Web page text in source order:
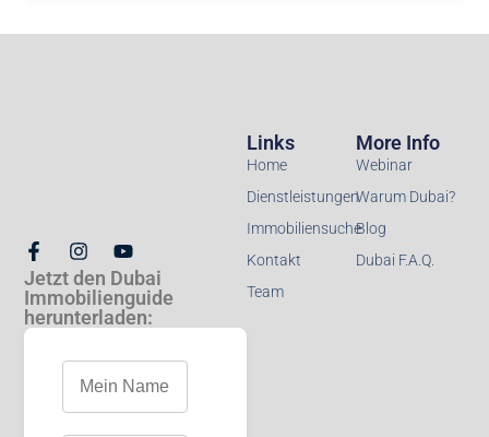
Jetzt den Dubai
Immobilienguide
herunterladen:
Links
Home
Dienstleistungen
Immobiliensuche
Kontakt
Team
More Info
Webinar
Warum Dubai?
Blog
Dubai F.A.Q.